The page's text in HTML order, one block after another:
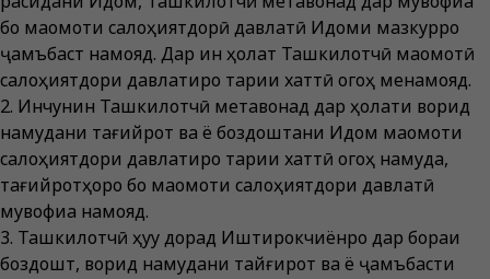
бо мақомоти салоҳиятдорӣ давлатӣ Иқдоми мазкурро
ҷамъбаст намояд. Дар ин ҳолат Ташкилотчӣ мақомотӣ
салоҳиятдори давлатиро тариқи хаттӣ огоҳ менамояд.
2. Инчунин Ташкилотчӣ метавонад дар ҳолати ворид
намудани тағийрот ва ё боздоштани Иқдом мақомоти
салоҳиятдори давлатиро тариқи хаттӣ огоҳ намуда,
тағийротҳоро бо мақомоти салоҳиятдори давлатӣ
мувофиқа намояд.
3. Ташкилотчӣ ҳуқуқ дорад Иштирокчиёнро дар бораи
боздошт, ворид намудани тайғирот ва ё ҷамъбасти